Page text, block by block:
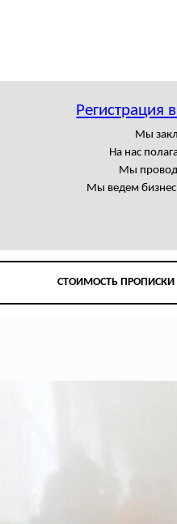
Регистрация
Мы
На нас
Мы
Мы ведем бизнес
СТОИМОСТЬ ПРОПИСКИ